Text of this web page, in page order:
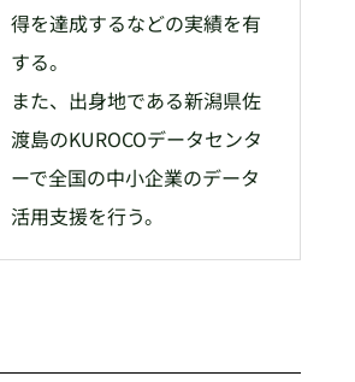
得を達成するなどの実績を有
する。
また、出身地である新潟県佐
渡島のKUROCOデータセンタ
ーで全国の中小企業のデータ
活用支援を行う。